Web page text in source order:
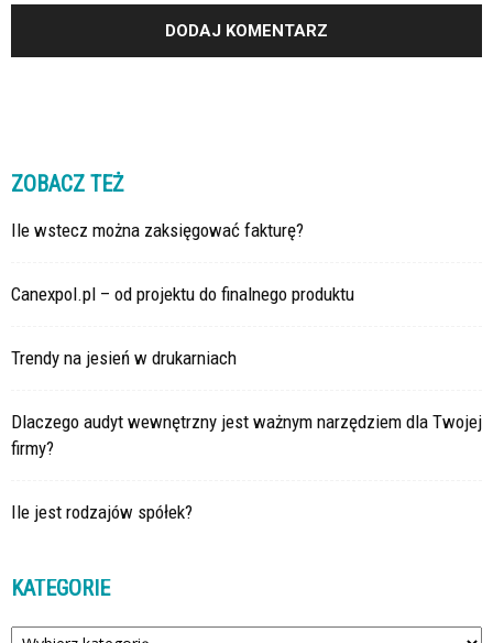
ZOBACZ TEŻ
Ile wstecz można zaksięgować fakturę?
Canexpol.pl – od projektu do finalnego produktu
Trendy na jesień w drukarniach
Dlaczego audyt wewnętrzny jest ważnym narzędziem dla Twojej
firmy?
Ile jest rodzajów spółek?
KATEGORIE
Kategorie